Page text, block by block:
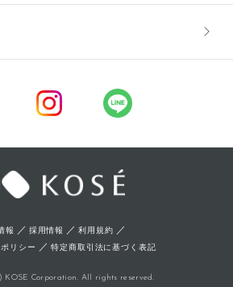
報 ／ 採用情報 ／利用規約 ／
リシー ／特定商取引法に基づく表記
KOSE Corporation. All rights reserved.